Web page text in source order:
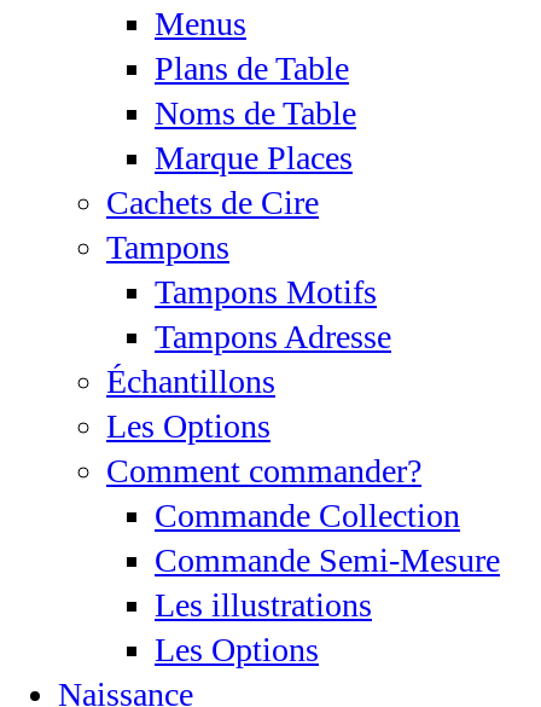
Menus
Plans de Table
Noms de Table
Marque Places
Cachets de Cire
Tampons
Tampons Motifs
Tampons Adresse
Échantillons
Les Options
Comment commander?
Commande Collection
Commande Semi-Mesure
Les illustrations
Les Options
Naissance